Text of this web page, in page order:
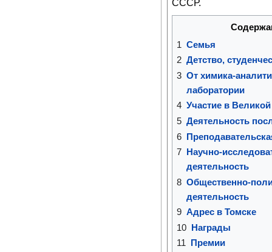
СССР.
1 Семья
2 Детство,
3 От химика-
лаборатории
4 Участие в
5 Деятельность
6
7 Научно-
деятельность
8 Общественно-
деятельность
9 Адрес в Томске
10 Награды
11 Премии